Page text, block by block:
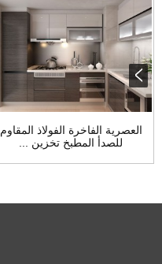
العصرية الفاخرة الفولاذ المقاوم
للصدأ المطبخ تخزين ...